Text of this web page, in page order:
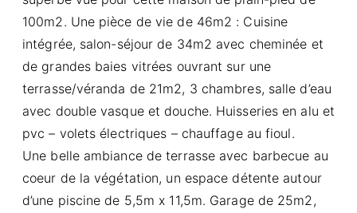
100m2. Une pièce de vie de 46m2 : Cuisine
intégrée, salon-séjour de 34m2 avec cheminée et
de grandes baies vitrées ouvrant sur une
terrasse/véranda de 21m2, 3 chambres, salle d’eau
avec double vasque et douche. Huisseries en alu et
pvc – volets électriques – chauffage au fioul.
Une belle ambiance de terrasse avec barbecue au
coeur de la végétation, un espace détente autour
d’une piscine de 5,5m x 11,5m. Garage de 25m2,